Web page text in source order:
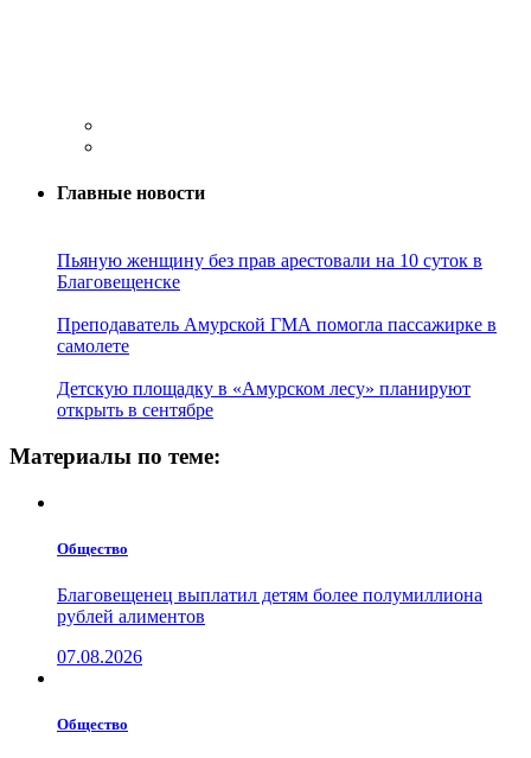
Главные новости
Пьяную женщину без прав арестовали на 10 суток в
Благовещенске
Преподаватель Амурской ГМА помогла пассажирке в
самолете
Детскую площадку в «Амурском лесу» планируют
открыть в сентябре
Материалы по теме:
Общество
Благовещенец выплатил детям более полумиллиона
рублей алиментов
07.08.2026
Общество